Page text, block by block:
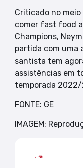
Criticado no
comer fast food
Champions,
partida com uma
santista tem
assistências em
temporada 2022/
FONTE: GE
IMAGEM: